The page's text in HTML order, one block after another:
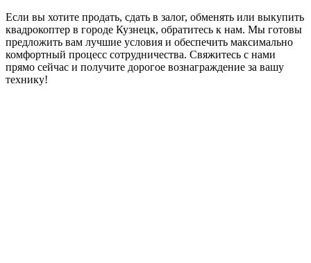
Если вы хотите продать, сдать в залог, обменять или выкупить
квадрокоптер в городе Кузнецк, обратитесь к нам. Мы готовы
предложить вам лучшие условия и обеспечить максимально
комфортный процесс сотрудничества. Свяжитесь с нами
прямо сейчас и получите дорогое вознаграждение за вашу
технику!